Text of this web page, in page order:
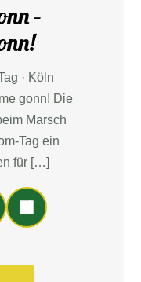
–
· Köln
gonn! Die
Marsch
Tag ein
für […]
Teil
en